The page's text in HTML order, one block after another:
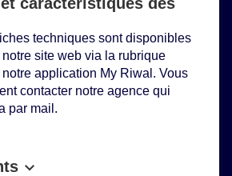
techniques sont disponibles
site web via la rubrique
notre application My Riwal. Vous
contacter notre agence qui
par mail.